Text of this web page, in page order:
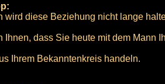
diese Beziehung nicht lange
dass Sie heute mit dem Mann
Ihrem Bekanntenkreis handeln.